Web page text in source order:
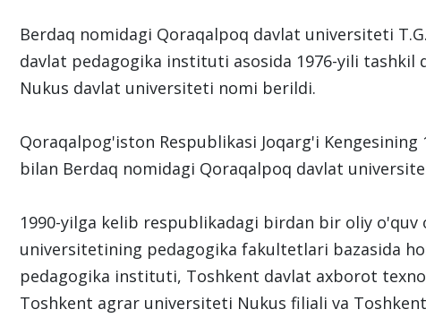
Berdaq nomidagi Qoraqalpoq davlat universiteti
davlat pedagogika instituti asosida 1976-yili tashkil
Nukus davlat universiteti nomi berildi.
Qoraqalpog'iston Respublikasi Joqarg'i Kengesining
bilan Berdaq nomidagi Qoraqalpoq davlat
1990-yilga kelib respublikadagi birdan bir oliy
universitetining pedagogika fakultetlari bazasida
pedagogika instituti, Toshkent davlat axborot
Toshkent agrar universiteti Nukus filiali va